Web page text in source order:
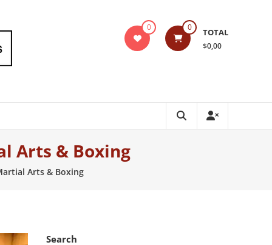
0 0 TOTAL
$0,00
Arts & Boxing
Arts & Boxing
Search